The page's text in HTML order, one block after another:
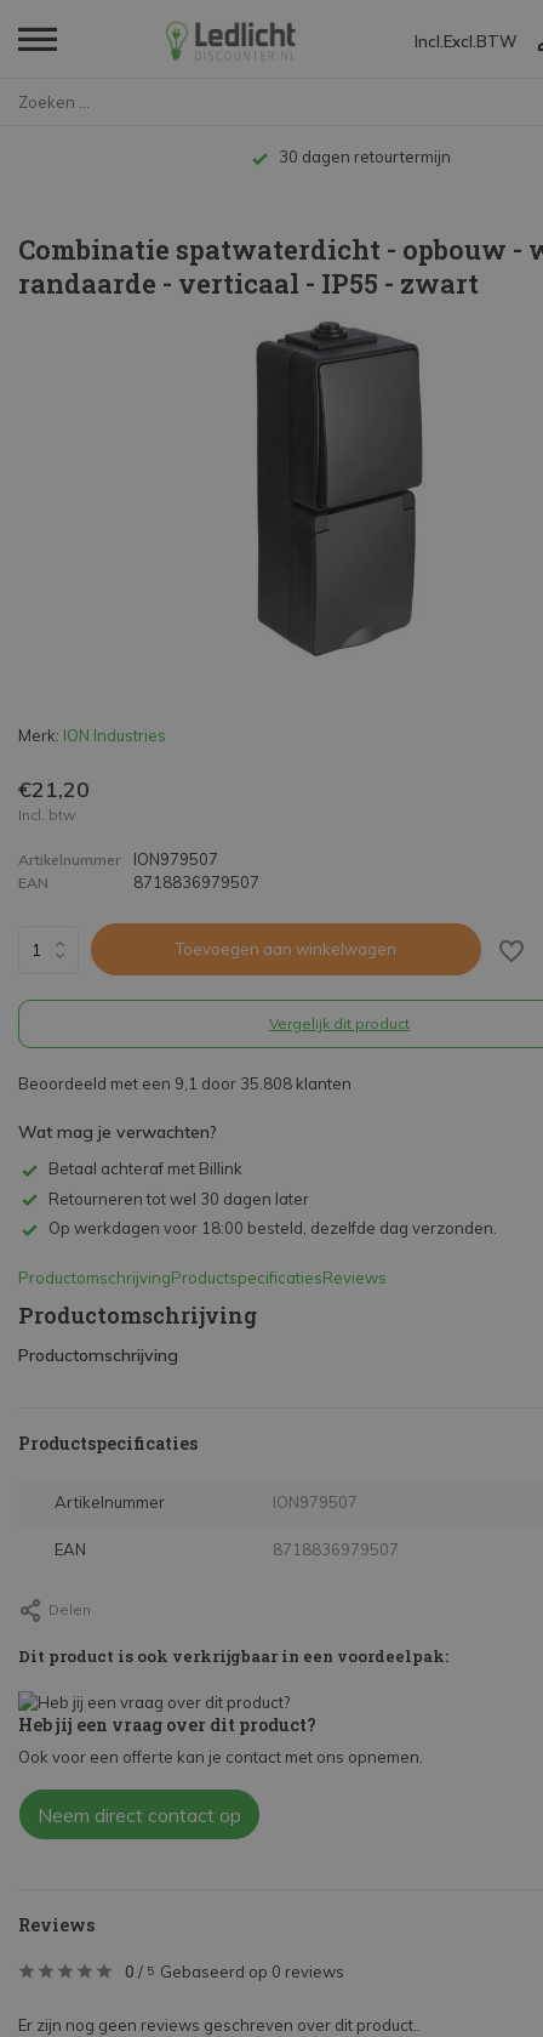
Incl. Excl. BTW
Tot 10 jaar garantie
Combinatie spatwaterdicht - opbouw -
randaarde - verticaal - IP55 - zwart
Merk: ION Industries
€21,20
Incl. btw
Artikelnummer ION979507
EAN 8718836979507
Toevoegen aan winkelwagen
Vergelijk dit product
Beoordeeld met een 9,1 door 35.808 klanten
Wat mag je verwachten?
Betaal achteraf met Billink
Retourneren tot wel 30 dagen later
Op werkdagen voor 18:00 besteld, dezelfde dag verzonden.
ProductomschrijvingProductspecificatiesReviews
Productomschrijving
Productomschrijving
Productspecificaties
Artikelnummer ION979507
EAN 8718836979507
Delen
Dit product is ook verkrijgbaar in een voordeelpak:
Heb jij een vraag over dit product?
Ook voor een offerte kan je contact met ons opnemen.
Neem direct contact op
Reviews
0 / 5 Gebaseerd op 0 reviews
Er zijn nog geen reviews geschreven over dit product..